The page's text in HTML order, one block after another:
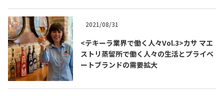
2021/08/31
<テキーラ業界で働く人々Vol.3>カサ マエ
ストリ蒸留所で働く人々の生活とプライベ
ートブランドの需要拡大